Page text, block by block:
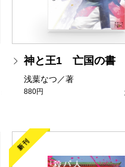
神と王1 亡国の書
浅葉なつ／著
880円
新刊